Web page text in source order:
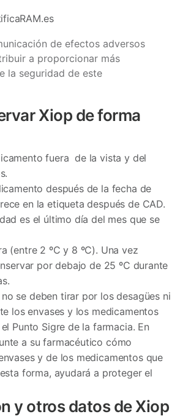
de efectos adversos
a proporcionar más
la seguridad de este
Xiop de forma
fuera de la vista y del
después de la fecha de
en la etiqueta después de CAD.
es el último día del mes que se
(entre 2 ºC y 8 ºC). Una vez
por debajo de 25 ºC durante
se deben tirar por los desagües ni
los envases y los medicamentos
Punto Sigre de la farmacia. En
a su farmacéutico cómo
y de los medicamentos que
forma, ayudará a proteger el
y otros datos de Xiop